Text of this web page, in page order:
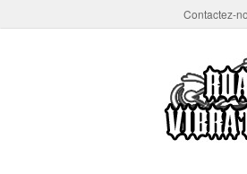
Contactez-